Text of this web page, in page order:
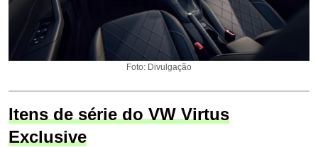
Foto: Divulgação
Itens de série do VW Virtus
Exclusive